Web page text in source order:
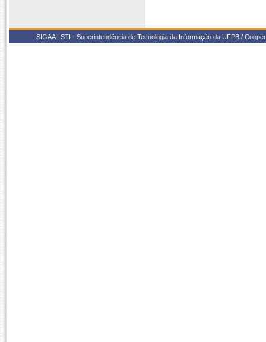
SIGAA | STI - Superintendência de Tecnologia da Informação da UFPB /